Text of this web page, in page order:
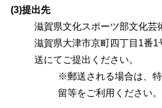
(3)提出先
滋賀県文化スポーツ部文化芸
滋賀県大津市京町四丁目1番
送にてご提出ください。
※郵送される場合は、
留等をご利用ください。